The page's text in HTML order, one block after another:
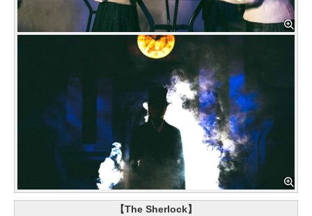
【The Sherlock】